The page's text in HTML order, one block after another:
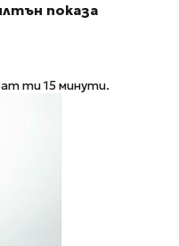
показа
ти 15 минути.